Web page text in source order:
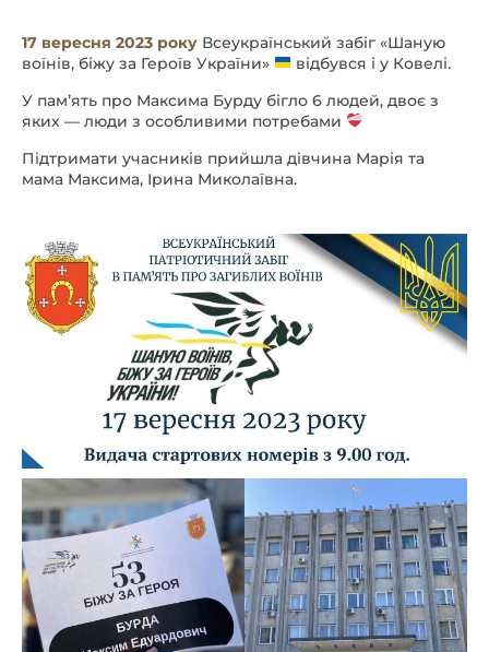
17 вересня 2023 року Всеукраїнський забіг «Шаную
воїнів, біжу за Героїв України»
відбувся і у Ковелі.
У памʼять про Максима Бурду бігло 6 людей, двоє з
яких — люди з особливими потребами
Підтримати учасників прийшла дівчина Марія та
мама Максима, Ірина Миколаївна.